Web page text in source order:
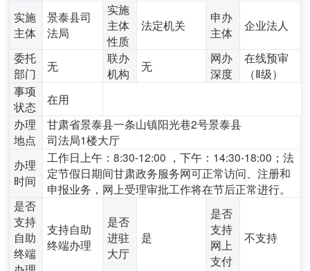
实施
主体
景泰县司
法局
实施
主体
性质
法定机关
申办
主体
企业法人
委托
部门
无
联办
机构
无
网办
深度
在线预审
（Ⅱ级）
事项
状态
在用
办理
地点
甘肃省景泰县一条山镇阳光巷2号景泰县
司法局1楼大厅
办理
时间
工作日上午：8:30-12:00 ，下午：14:30-18:00；法
定节假日期间甘肃政务服务网可正常访问、注册和
申报业务，网上受理审批工作将在节后正常进行。
是否
支持
自助
终端
支持自助
终端办理
是否
进驻
大厅
是
是否
支持
网上
支付
不支持